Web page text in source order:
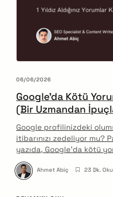
06/06/2026
Google’da Kötü
(Bir Uzmandan
Google profilinizdeki
itibarınızı zedeliyor mu?
yazıda, Google’da kötü
silinebileceğini veya
getirilebileceğini, uzman
adım adım anlatıyoruz.
Ahmet Abiç 23 Dk.